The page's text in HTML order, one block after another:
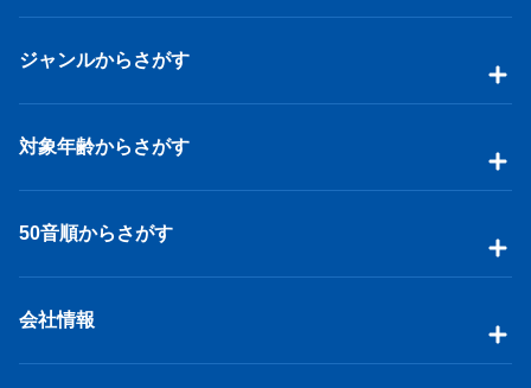
ジャンルからさがす
対象年齢からさがす
50音順からさがす
会社情報